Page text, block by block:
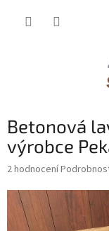
Betonová
výrobce
Průměrné
produktu
5,0
2 hodnocení